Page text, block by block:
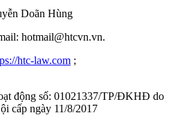
Doãn Hùng
hotmail@htcvn.vn.
htc-law.com ;
động số: 01021337/TP/ĐKHĐ do
cấp ngày 11/8/2017